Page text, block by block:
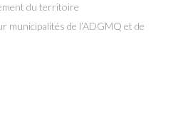
du territoire
municipalités de l’ADGMQ et de